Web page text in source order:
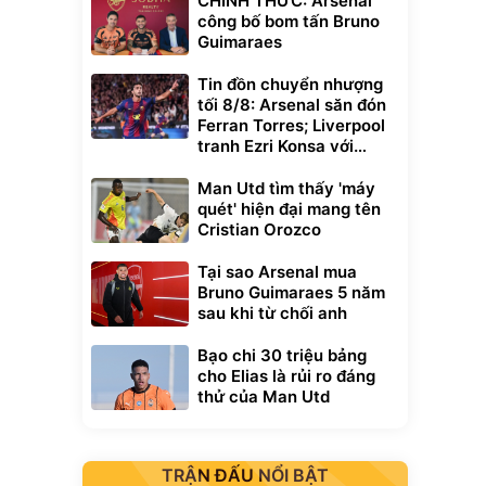
Bụi Lau
-
Unmute
9066 Size
20/24/28 Cao Cấp
1.000.000
công bố bom tấn Bruno
Guimaraes
Tin đồn chuyển nhượng
tối 8/8: Arsenal săn đón
Ferran Torres; Liverpool
tranh Ezri Konsa với
Man Utd tìm thấy 'máy
quét' hiện đại mang tên
Cristian Orozco
Tại sao Arsenal mua
Bruno Guimaraes 5 năm
sau khi từ chối anh
Bạo chi 30 triệu bảng
cho Elias là rủi ro đáng
thử của Man Utd
TRẬN ĐẤU NỔI BẬT